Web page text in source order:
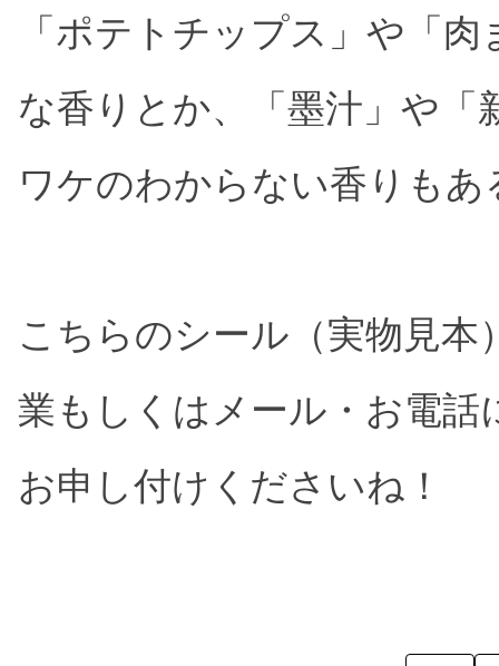
「ポテトチップス」や「
な香りとか、「墨汁」や「
ワケのわからない香りもあ
こちらのシール（実物見本
業もしくはメール・お電話
お申し付けくださいね！